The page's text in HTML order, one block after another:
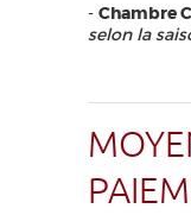
- Chambre
selon la